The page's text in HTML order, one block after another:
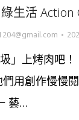
生活 Action
」上烤肉吧
用創作慢慢
藝…